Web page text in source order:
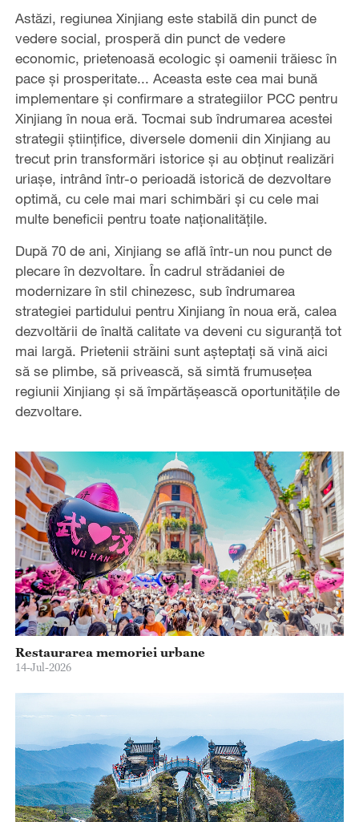
Astăzi, regiunea Xinjiang este stabilă din punct de
vedere social, prosperă din punct de vedere
economic, prietenoasă ecologic și oamenii trăiesc în
pace și prosperitate... Aceasta este cea mai bună
implementare și confirmare a strategiilor PCC pentru
Xinjiang în noua eră. Tocmai sub îndrumarea acestei
strategii științifice, diversele domenii din Xinjiang au
trecut prin transformări istorice și au obținut realizări
uriașe, intrând într-o perioadă istorică de dezvoltare
optimă, cu cele mai mari schimbări și cu cele mai
multe beneficii pentru toate naționalitățile.
După 70 de ani, Xinjiang se află într-un nou punct de
plecare în dezvoltare. În cadrul strădaniei de
modernizare în stil chinezesc, sub îndrumarea
strategiei partidului pentru Xinjiang în noua eră, calea
dezvoltării de înaltă calitate va deveni cu siguranță tot
mai largă. Prietenii străini sunt așteptați să vină aici
să se plimbe, să privească, să simtă frumusețea
regiunii Xinjiang și să împărtășească oportunitățile de
dezvoltare.
Restaurarea memoriei urbane
14-Jul-2026